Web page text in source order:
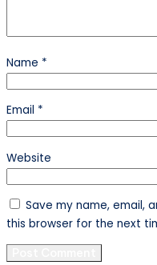
Name *
Email *
Website
Save my name, email,
this browser for the next